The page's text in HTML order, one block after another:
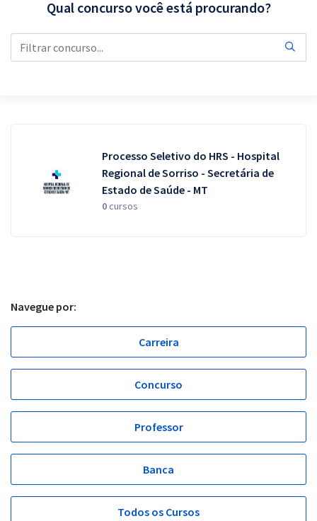
Conteúdo gratuito
Qual concurso você está procurando?
Processo Seletivo do HRS - Hospital
Regional de Sorriso - Secretária de
Estado de Saúde - MT
0cursos
Navegue por:
Carreira
Concurso
Professor
Banca
Todos os Cursos